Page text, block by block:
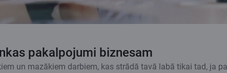
pakalpojumi biznesam
un mazākiem darbiem, kas strādā tavā labā tikai tad, ja